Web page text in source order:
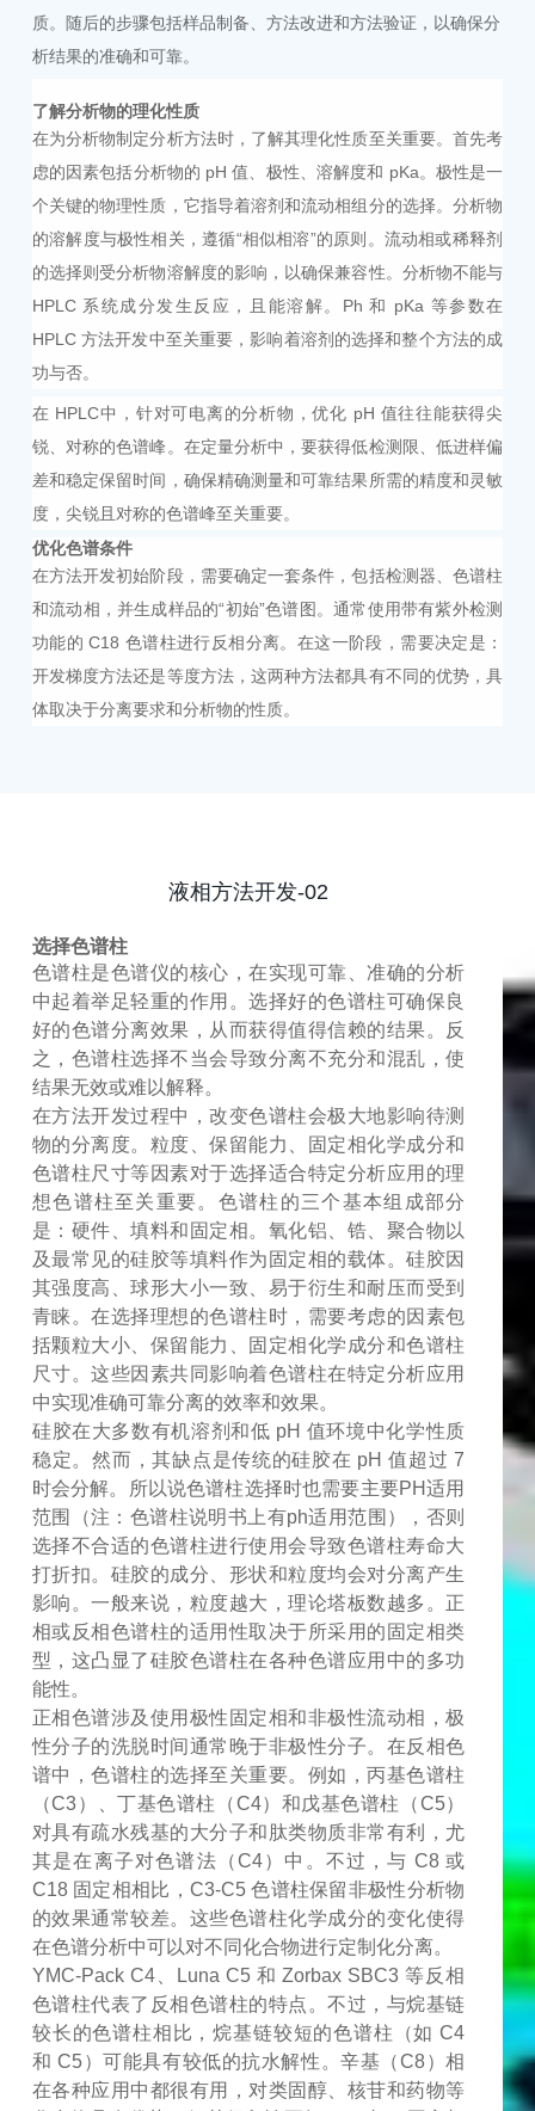
质。随后的步骤包括样品制备、方法改进和方法验证，以确保分
析结果的准确和可靠。
了解分析物的理化性质
在为分析物制定分析方法时，了解其理化性质至关重要。首先考
虑的因素包括分析物的 pH 值、极性、溶解度和 pKa。极性是一
个关键的物理性质，它指导着溶剂和流动相组分的选择。分析物
的溶解度与极性相关，遵循“相似相溶”的原则。流动相或稀释剂
的选择则受分析物溶解度的影响，以确保兼容性。分析物不能与
HPLC 系统成分发生反应，且能溶解。 Ph 和 pKa 等参数在
HPLC 方法开发中至关重要，影响着溶剂的选择和整个方法的成
功与否。
在 HPLC中 ，针对可电离的分析物，优化 pH 值往往能获得尖
锐、对称的色谱峰。在定量分析中，要获得低检测限、低进样偏
差和稳定保留时间，确保精确测量和可靠结果所需的精度和灵敏
度，尖锐且对称的色谱峰至关重要。
优化色谱条件
在方法开发初始阶段，需要确定一套条件，包括检测器、色谱柱
和流动相，并生成样品的“初始”色谱图。通常使用带有紫外检测
功能的 C18 色谱柱进行反相分离。在这一阶段，需要决定是：
开发梯度方法还是等度方法，这两种方法都具有不同的优势，具
体取决于分离要求和分析物的性质。
液相方法开发-02
选择色谱柱
色谱柱是色谱仪的核心，在实现可靠、准确的分析
中起着举足轻重的作用。选择好的色谱柱可确保良
好的色谱分离效果，从而获得值得信赖的结果。反
之，色谱柱选择不当会导致分离不充分和混乱，使
结果无效或难以解释。
在方法开发过程中，改变色谱柱会极大地影响待测
物的分离度。粒度、保留能力、固定相化学成分和
色谱柱尺寸等因素对于选择适合特定分析应用的理
想色谱柱至关重要。色谱柱的三个基本组成部分
是：硬件、填料和固定相。氧化铝、锆、聚合物以
及最常见的硅胶等填料作为固定相的载体。硅胶因
其强度高、球形大小一致、易于衍生和耐压而受到
青睐。在选择理想的色谱柱时，需要考虑的因素包
括颗粒大小、保留能力、固定相化学成分和色谱柱
尺寸。这些因素共同影响着色谱柱在特定分析应用
中实现准确可靠分离的效率和效果。
硅胶在大多数有机溶剂和低 pH 值环境中化学性质
稳定。然而，其缺点是传统的硅胶在 pH 值超过 7
时会分解。
所以说色谱柱选择时也需要主要PH适用
范围（注：色谱柱说明书上有ph适用范围），否则
选择不合适的色谱柱进行使用会导致色谱柱寿命大
打折扣。 硅胶的成分、形状和粒度均会对分离产生
影响。一般来说，粒度越大，理论塔板数越多。正
相或反相色谱柱的适用性取决于所采用的固定相类
型，这凸显了硅胶色谱柱在各种色谱应用中的多功
能性。
正相色谱涉及使用极性固定相和非极性流动相，极
性分子的洗脱时间通常晚于非极性分子。在反相色
谱中，色谱柱的选择至关重要。例如，丙基色谱柱
（C3）、丁基色谱柱（C4）和戊基色谱柱（C5）
对具有疏水残基的大分子和肽类物质非常有利，尤
其是在离子对色谱法（C4）中。不过，与 C8 或
C18 固定相相比，C3-C5 色谱柱保留非极性分析物
的效果通常较差。这些色谱柱化学成分的变化使得
在色谱分析中可以对不同化合物进行定制化分离。
YMC-Pack C4、Luna C5 和 Zorbax SBC3 等反相
色谱柱代表了反相色谱柱的特点。不过，与烷基链
较长的色谱柱相比，烷基链较短的色谱柱（如 C4
和 C5）可能具有较低的抗水解性。辛基（C8）相
在各种应用中都很有用，对类固醇、核苷和药物等